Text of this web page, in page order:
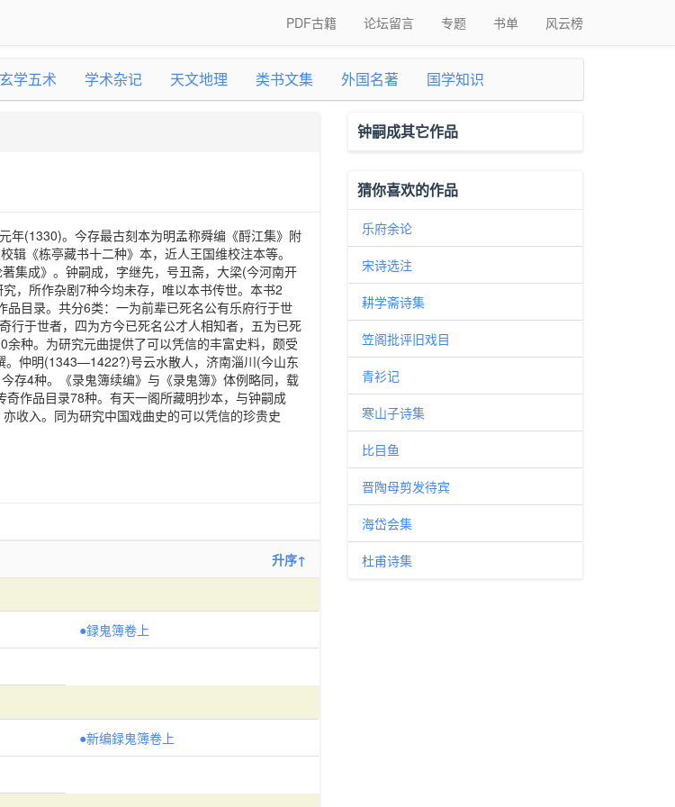
PDF古籍 论坛留言 专题 书单 风云榜
玄学五术 学术杂记 天文地理 类书文集 外国名著 国学知识
年(1330)。今存最古刻本为明孟称舜编《酹江集》附
《栋亭藏书十二种》本，近人王国维校注本等。
集成》。钟嗣成，字继先，号丑斋，大梁(今河南开
，所作杂剧7种今均未存，唯以本书传世。本书2
目录。共分6类：一为前辈已死名公有乐府行于世
行于世者，四为方今已死名公才人相知者，五为已死
种。为研究元曲提供了可以凭信的丰富史料，颇受
。仲明(1343—1422?)号云水散人，济南淄川(今山东
存4种。《录鬼簿续编》与《录鬼簿》体例略同，载
作品目录78种。有天一阁所藏明抄本，与钟嗣成
收入。同为研究中国戏曲史的可以凭信的珍贵史
升序↑
●録鬼簿卷上
●新编録鬼簿卷上
钟嗣成其它作品
猜你喜欢的作品
乐府余论
宋诗选注
耕学斋诗集
笠阁批评旧戏目
青衫记
寒山子诗集
比目鱼
晋陶母剪发待宾
海岱会集
杜甫诗集